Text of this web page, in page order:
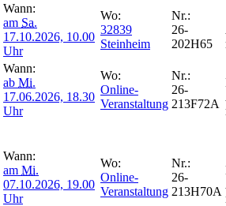
Wann:
am Sa.
17.10.2026, 10.00
Uhr
Wo:
32839
Steinheim
Nr.:
26-
202H65
Wann:
ab Mi.
17.06.2026, 18.30
Uhr
Wo:
Online-
Veranstaltung
Nr.:
26-
213F72A
Wann:
am Mi.
07.10.2026, 19.00
Uhr
Wo:
Online-
Veranstaltung
Nr.:
26-
213H70A